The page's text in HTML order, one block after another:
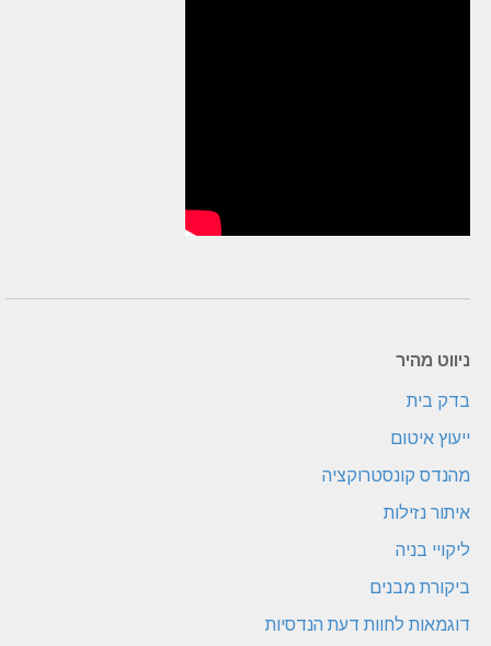
ניווט מהיר
בדק בית
ייעוץ איטום
מהנדס קונסטרוקציה
איתור נזילות
ליקויי בניה
ביקורת מבנים
דוגמאות לחוות דעת הנדסיות